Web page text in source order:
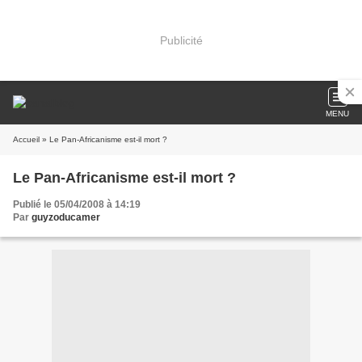
Publicité
MENU
Accueil » Le Pan-Africanisme est-il mort ?
Le Pan-Africanisme est-il mort ?
Publié le 05/04/2008 à 14:19
Par guyzoducamer